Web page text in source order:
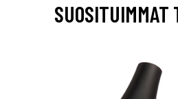
SUOSITUIMMAT